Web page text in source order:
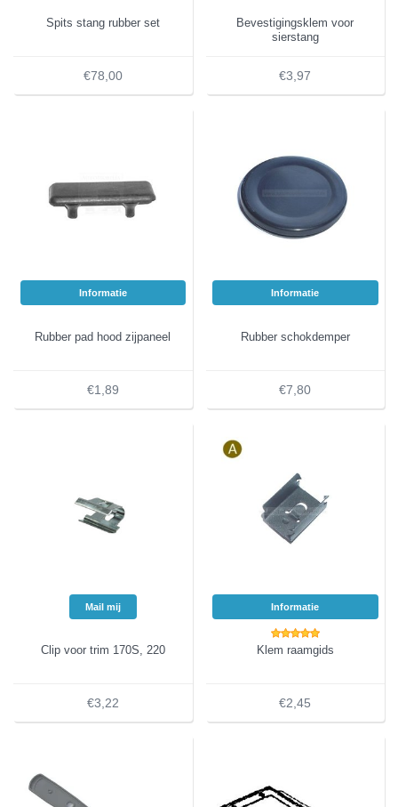
Spits stang rubber set
€78,00
Bevestigingsklem voor
sierstang
€3,97
Informatie
Rubber pad hood zijpaneel
€1,89
Informatie
Rubber schokdemper
€7,80
Mail mij
Clip voor trim 170S, 220
€3,22
Informatie
Klem raamgids
€2,45